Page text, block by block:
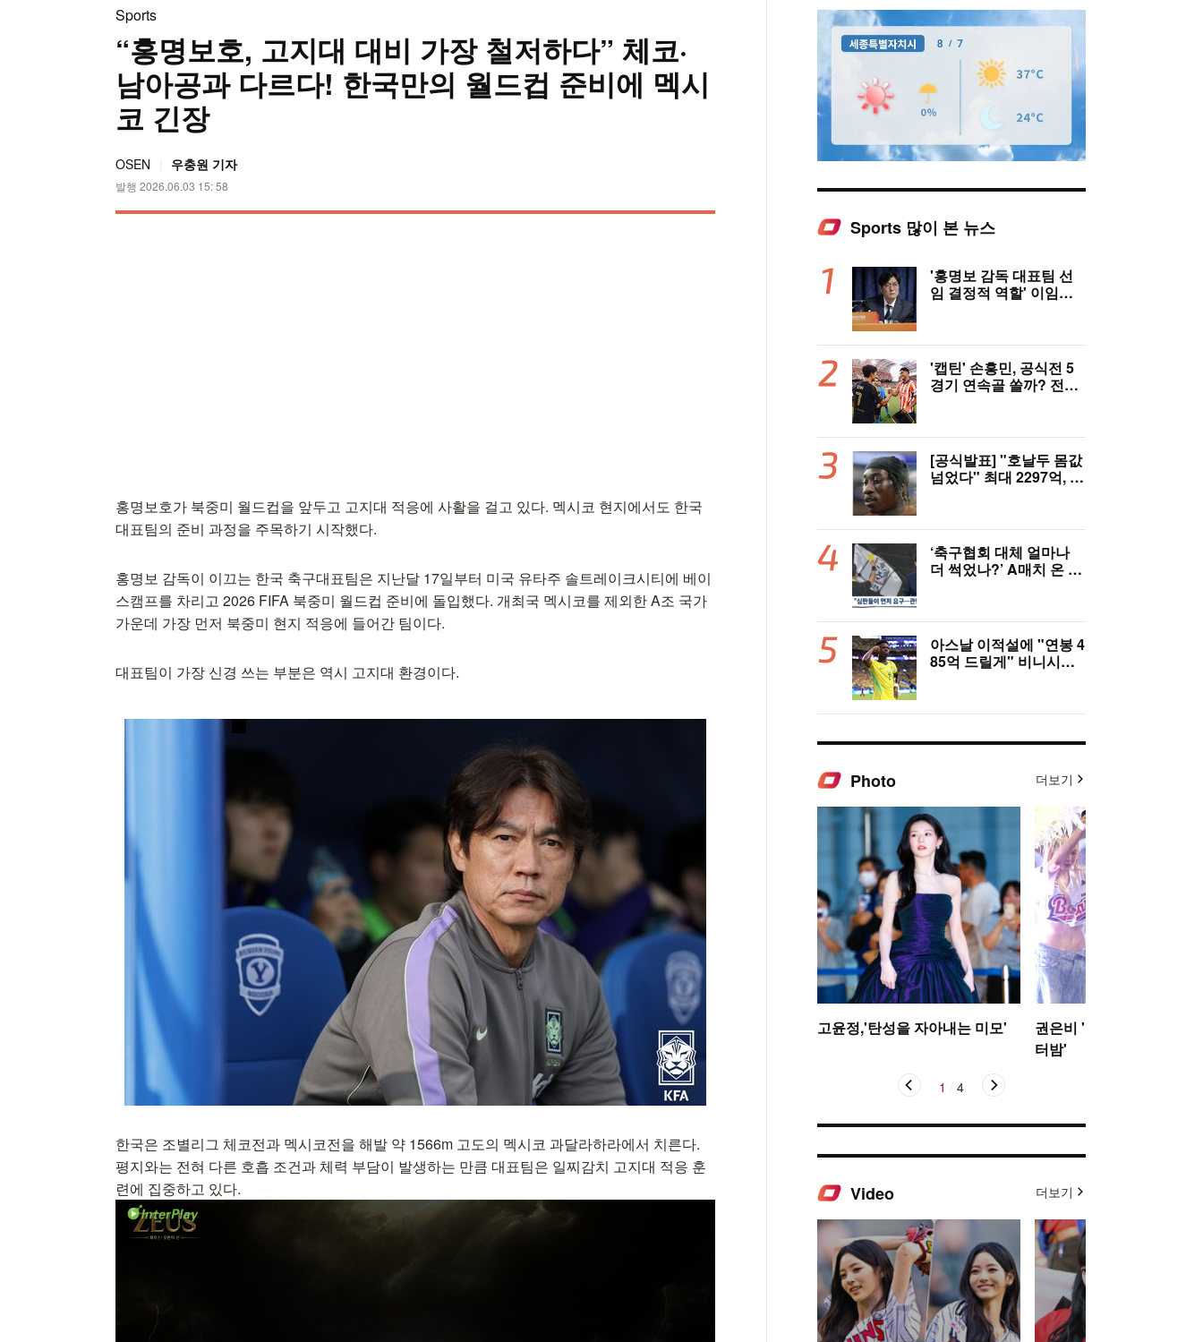
Sports
“홍명보호, 고지대 대비 가장 철저하다” 체코·
남아공과 다르다! 한국만의 월드컵 준비에 멕시
코 긴장
OSEN 우충원 기자
발행 2026.06.03 15: 58
홍명보호가 북중미 월드컵을 앞두고 고지대 적응에 사활을 걸고 있다. 멕시코 현지에서도 한국
대표팀의 준비 과정을 주목하기 시작했다.
홍명보 감독이 이끄는 한국 축구대표팀은 지난달 17일부터 미국 유타주 솔트레이크시티에 베이
스캠프를 차리고 2026 FIFA 북중미 월드컵 준비에 돌입했다. 개최국 멕시코를 제외한 A조 국가
가운데 가장 먼저 북중미 현지 적응에 들어간 팀이다.
대표팀이 가장 신경 쓰는 부분은 역시 고지대 환경이다.
한국은 조별리그 체코전과 멕시코전을 해발 약 1566m 고도의 멕시코 과달라하라에서 치른다.
평지와는 전혀 다른 호흡 조건과 체력 부담이 발생하는 만큼 대표팀은 일찌감치 고지대 적응 훈
련에 집중하고 있다.
Sports 많이 본 뉴스
'홍명보 감독 대표팀 선
임 결정적 역할' 이임생
와 법정 공방 나선다
'캡틴' 손흥민, 공식전 5
경기 연속골 쏠까? 전반
1 전반 종료
[공식발표] "호날두 몸값
넘었다" 최대 2297억, 초
다..."구단 역사상 가장
비싼 영입"
‘축구협회 대체 얼마나
더 썩었나?’ A매치 온 외
않겠나?”
아스날 이적설에 "연봉 4
85억 드릴게" 비니시우
Photo 더보기
고윤정,'탄성을 자아내는 미모'
권은비 '야구장 더위 날리
터밤'
1 4
Video 더보기